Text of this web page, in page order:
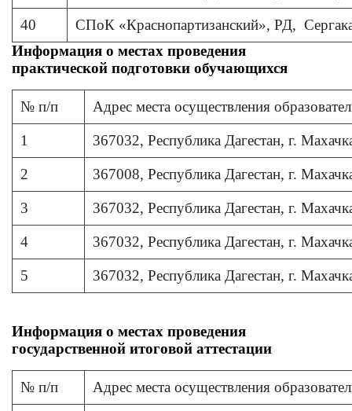
40 СПоК «Краснопартизанский», РД,
Информация о местах проведения
практической подготовки обучающихся
№ п/п Адрес места осуществления
1 367032, Республика Дагестан, г.
2 367008, Республика Дагестан, г.
3 367032, Республика Дагестан, г.
4 367032, Республика Дагестан, г.
5 367032, Республика Дагестан, г.
Информация о местах проведения
государственной итоговой аттестации
№ п/п Адрес места осуществления